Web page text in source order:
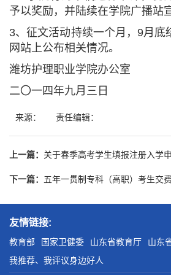
予以奖励，并陆续在学院广播站
3、征文活动持续一个月，9月底
网站上公布相关情况。
潍坊护理职业学院办公室
二〇一四年九月三日
来源： 责任编辑：
上一篇： 关于春季高考学生填报注册入学
下一篇： 五年一贯制专科（高职）考生交
友情链接:
教育部 国家卫健委 山东省教育厅 山东
我推荐、我评议身边好人